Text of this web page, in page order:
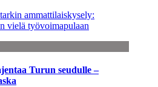
ammattilaiskysely:
vielä työvoimapulaan
Turun seudulle –